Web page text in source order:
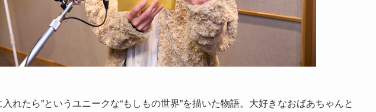
れたら”というユニークな“もしもの世界”を描いた物語。大好きなおばあちゃんと